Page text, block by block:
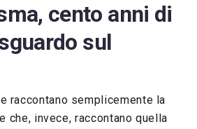
cento anni di
sul
raccontano semplicemente la
che, invece, raccontano quella